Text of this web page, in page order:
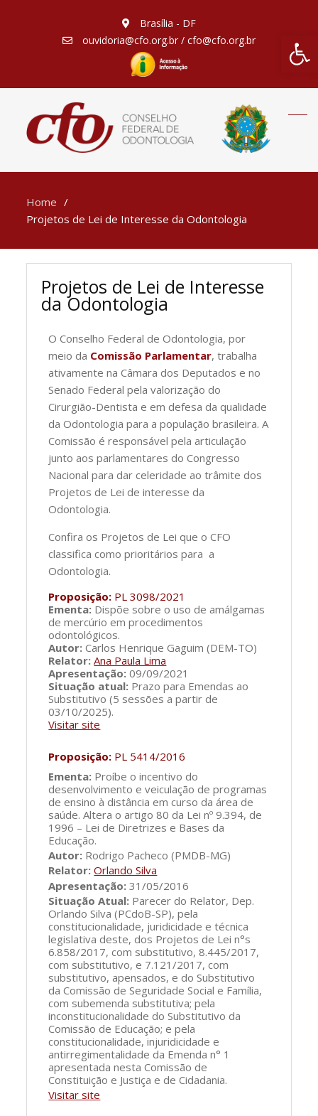
Barra
Brasília - DF
ouvidoria@cfo.org.br / cfo@cfo.org.br
Home
Projetos de Lei de Interesse da Odontologia
Projetos de Lei de Interesse
da Odontologia
O Conselho Federal de Odontologia, por
meio da Comissão Parlamentar, trabalha
ativamente na Câmara dos Deputados e no
Senado Federal pela valorização do
Cirurgião-Dentista e em defesa da qualidade
da Odontologia para a população brasileira. A
Comissão é responsável pela articulação
junto aos parlamentares do Congresso
Nacional para dar celeridade ao trâmite dos
Projetos de Lei de interesse da
Odontologia.
Confira os Projetos de Lei que o CFO
classifica como prioritários para a
Odontologia.
Proposição: PL 3098/2021
Ementa: Dispõe sobre o uso de amálgamas
de mercúrio em procedimentos
odontológicos.
Autor: Carlos Henrique Gaguim (DEM-TO)
Relator: Ana Paula Lima
Apresentação: 09/09/2021
Situação atual: Prazo para Emendas ao
Substitutivo (5 sessões a partir de
03/10/2025).
Visitar site
Proposição: PL 5414/2016
Ementa: Proíbe o incentivo do
desenvolvimento e veiculação de programas
de ensino à distância em curso da área de
saúde. Altera o artigo 80 da Lei nº 9.394, de
1996 – Lei de Diretrizes e Bases da
Educação.
Autor: Rodrigo Pacheco (PMDB-MG)
Relator:Orlando Silva
Apresentação: 31/05/2016
Situação Atual: Parecer do Relator, Dep.
Orlando Silva (PCdoB-SP), pela
constitucionalidade, juridicidade e técnica
legislativa deste, dos Projetos de Lei n°s
6.858/2017, com substitutivo, 8.445/2017,
com substitutivo, e 7.121/2017, com
substitutivo, apensados, e do Substitutivo
da Comissão de Seguridade Social e Família,
com subemenda substitutiva; pela
inconstitucionalidade do Substitutivo da
Comissão de Educação; e pela
constitucionalidade, injuridicidade e
antirregimentalidade da Emenda n° 1
apresentada nesta Comissão de
Constituição e Justiça e de Cidadania.
Visitar site